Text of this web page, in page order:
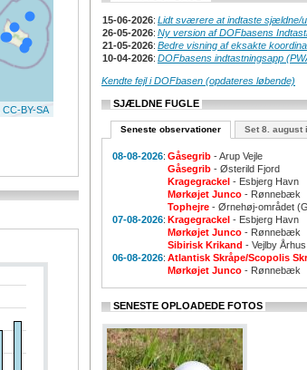
CC-BY-SA
15-06-2026: Lidt sværere at indtaste sjældne/
26-05-2026: Ny version af DOFbasens
21-05-2026: Bedre visning af eksakte
10-04-2026: DOFbasens indtastningsapp
Kendte fejl i DOFbasen (opdateres løbende)
SJÆLDNE FUGLE
Seneste observationer Set 8. august
08-08-2026: Gåsegrib - Arup Vejle
Gåsegrib - Østerild Fjord
Kragegrackel - Esbjerg Havn
Mørkøjet Junco - Rønnebæk
Tophejre - Ørnehøj-området
07-08-2026: Kragegrackel - Esbjerg Havn
Mørkøjet Junco - Rønnebæk
Sibirisk Krikand - Vejlby Århus
06-08-2026: Atlantisk Skråpe/Scopolis
Mørkøjet Junco - Rønnebæk
SENESTE OPLOADEDE FOTOS